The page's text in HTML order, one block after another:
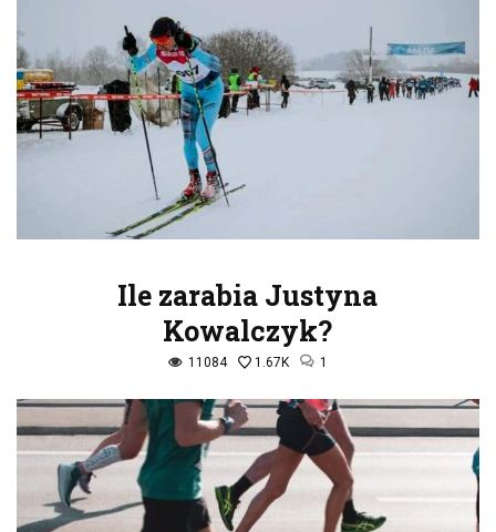
Ile zarabia Justyna
Kowalczyk?
11084 1.67K 1